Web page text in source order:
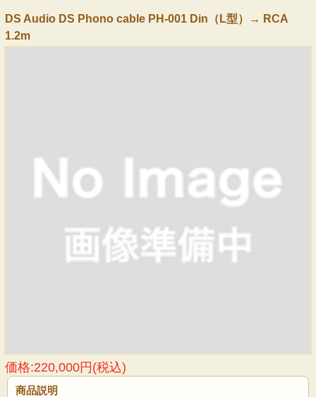
DS Audio DS Phono cable PH-001 Din（L型）→ RCA
1.2m
価格:220,000円(税込)
商品説明